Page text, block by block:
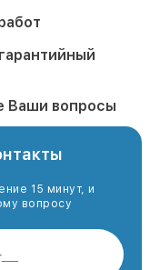
Ваши вопросы
15 минут, и
вопросу